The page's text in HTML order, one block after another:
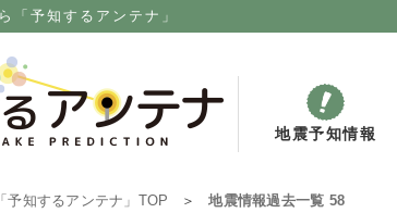
「予知するアンテナ」
地震予知情報
知するアンテナ」 TOP 地震情報過去一覧 58